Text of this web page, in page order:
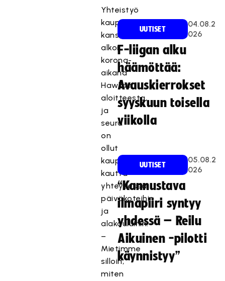
Yhteistyö
kaupungin
kanssa
alkoi
korona-
aikana
Hawksin
aloitteesta,
ja
seura
on
ollut
kaupungin
kautta
yhteydessä
päiväkoteihin
ja
alakouluihin.
–
Mietimme
silloin,
miten
UUTISET
04.08.2
026
F-liigan alku
häämöttää:
Avauskierrokset
syyskuun toisella
viikolla
UUTISET
05.08.2
026
“Kannustava
ilmapiiri syntyy
yhdessä – Reilu
Aikuinen -pilotti
käynnistyy”